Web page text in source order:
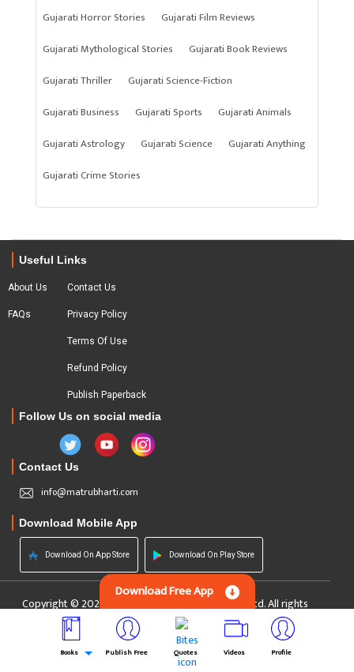
Gujarati Horror Stories
Gujarati Film Reviews
Gujarati Mythological Stories
Gujarati Book Reviews
Gujarati Thriller
Gujarati Science-Fiction
Gujarati Business
Gujarati Sports
Gujarati Animals
Gujarati Astrology
Gujarati Science
Gujarati Anything
Gujarati Crime Stories
Useful Links
About Us
FAQs
Contact Us
Privacy Policy
Terms Of Use
Refund Policy
Publish Paperback
Follow Us on social media
Contact Us
info@matrubharti.com
Download Mobile App
Download On App Store Download On Play Store
Copyright © 2026 Matrubharti Technologies Pvt. Ltd. All rights
reserved
Powered by : Custom Software Development Company India
Download Free App
Books Publish Free Quotes Videos Profile